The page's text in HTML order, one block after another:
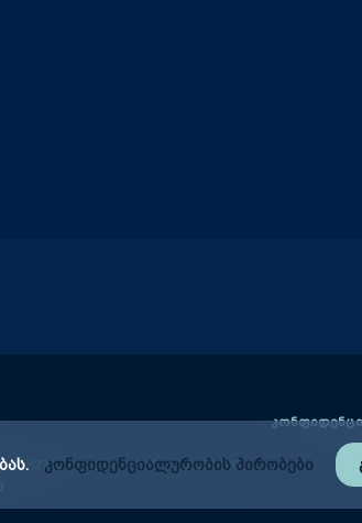
2382706 | ფაქსი: (+995 32) 2384406
კონფიდენციალურობის პირობები